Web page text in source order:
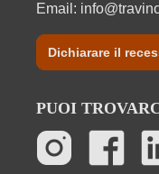
Email:
Dichiarare il
PUOI